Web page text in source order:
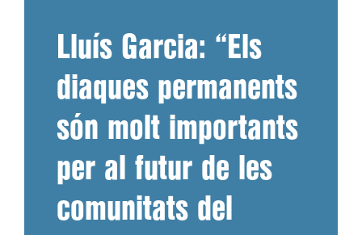
Lluís Garcia: “Els
diaques permanents
són molt importants
per al futur de les
comunitats del